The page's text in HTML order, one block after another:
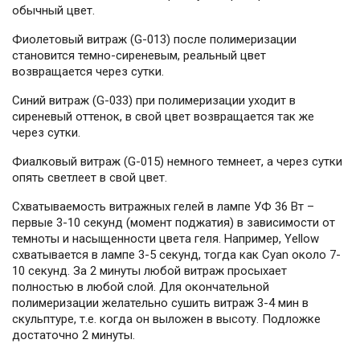
обычный цвет.
Фиолетовый витраж (G-013) после полимеризации
становится темно-сиреневым, реальный цвет
возвращается через сутки.
Синий витраж (G-033) при полимеризации уходит в
сиреневый оттенок, в свой цвет возвращается так же
через сутки.
Фиалковый витраж (G-015) немного темнеет, а через сутки
опять светлеет в свой цвет.
Схватываемость витражных гелей в лампе УФ 36 Вт –
первые 3-10 секунд (момент поджатия) в зависимости от
темноты и насыщенности цвета геля. Например, Yellow
схватывается в лампе 3-5 секунд, тогда как Cyan около 7-
10 секунд. За 2 минуты любой витраж просыхает
полностью в любой слой. Для окончательной
полимеризации желательно сушить витраж 3-4 мин в
скульптуре, т.е. когда он выложен в высоту. Подложке
достаточно 2 минуты.